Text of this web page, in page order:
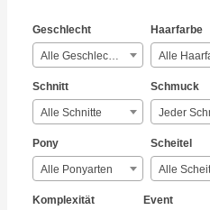
Geschlecht
Alle Geschlechter
Haarfarbe
Alle
Schnitt
Alle Schnitte
Schmuck
Jeder
Pony
Alle Ponyarten
Scheitel
Komplexität Event